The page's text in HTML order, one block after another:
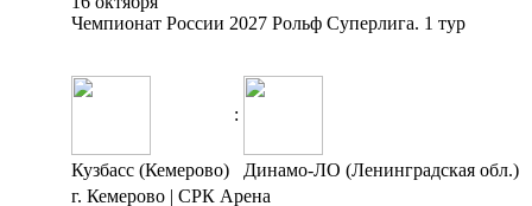
Чемпионат России 2027 Рольф Суперлига. 1 тур
:
Кузбасс (Кемерово)
Динамо-ЛО (Ленинградская обл.)
г. Кемерово | СРК Арена